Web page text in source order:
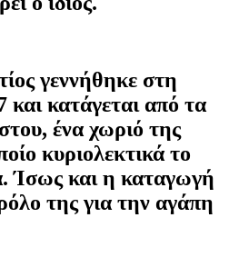
γεννήθηκε στη
κατάγεται από τα
ένα χωριό της
κυριολεκτικά το
Ίσως και η καταγωγή
της για την αγάπη